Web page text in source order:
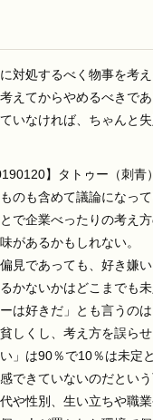
対処するべく物事を考
えてからやめるべきで
いなければ、ちゃんと
】タトゥー（刺
のも含めて議論になっ
で企業べったりの考え
があるかもしれない。
見であっても、好き嫌い
かないかはどこまでも
ーは好きだ」とも言うの
しくし、考え方を誤ら
」は90％で10％は未定
できていないのだとい
や性別、生い立ちや職